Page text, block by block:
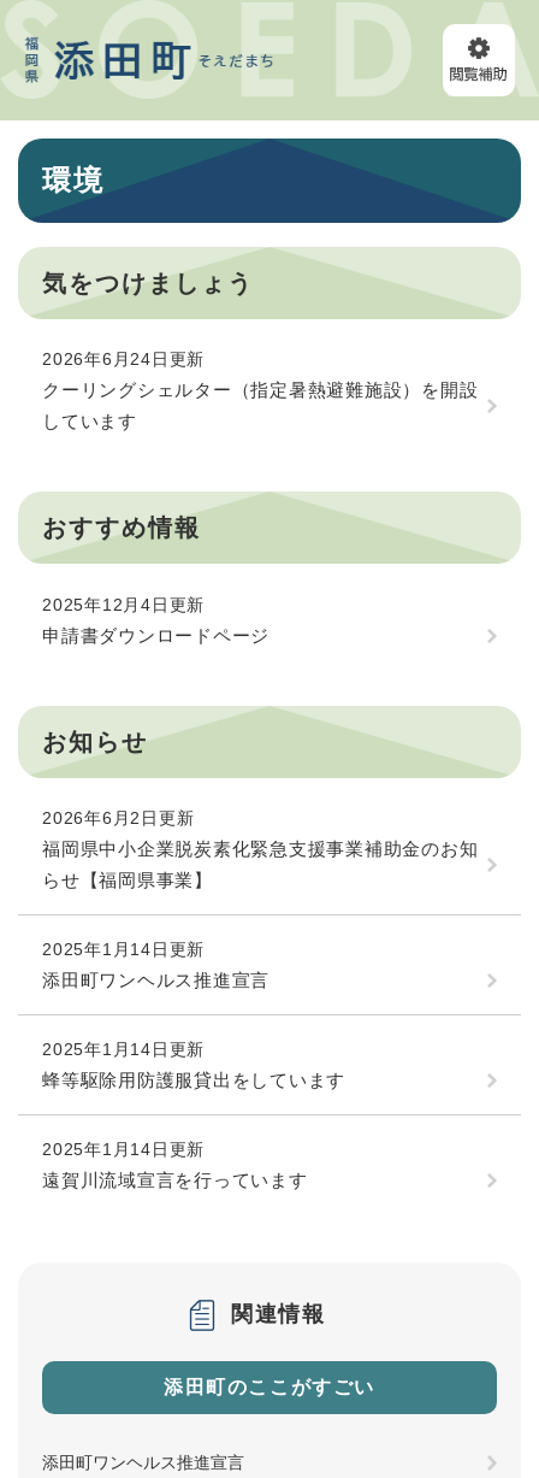
ペ
ー
の
メニューを飛ばして本文へ
本
環境
気をつけましょう
2026年6月24日更新
クーリングシェルター（指定暑熱避難施設）を開設
しています
おすすめ情報
2025年12月4日更新
申請書ダウンロードページ
お知らせ
2026年6月2日更新
福岡県中小企業脱炭素化緊急支援事業補助金のお知
らせ【福岡県事業】
2025年1月14日更新
添田町ワンヘルス推進宣言
2025年1月14日更新
蜂等駆除用防護服貸出をしています
2025年1月14日更新
遠賀川流域宣言を行っています
関連情報
添田町のここがすごい
添田町ワンヘルス推進宣言